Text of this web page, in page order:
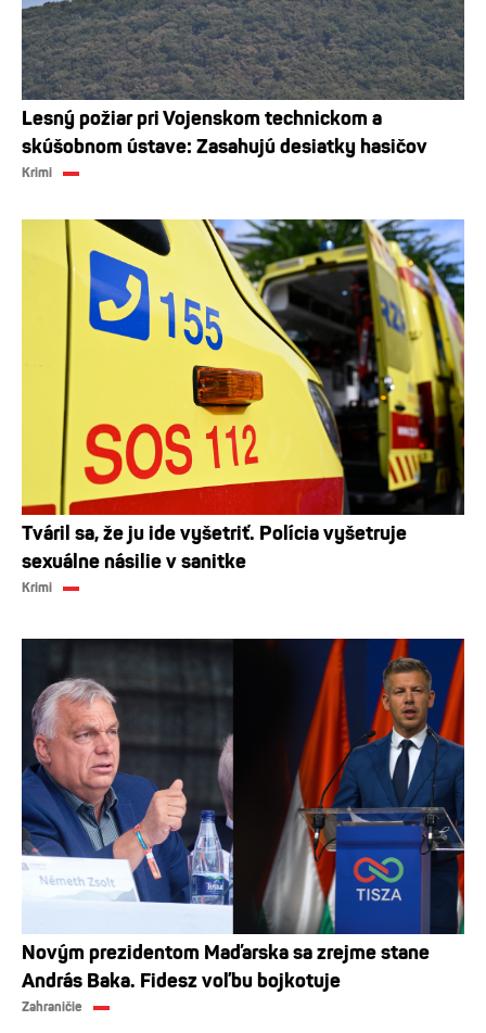
Lesný požiar pri Vojenskom technickom a
skúšobnom ústave: Zasahujú desiatky hasičov
Krimi
Tváril sa, že ju ide vyšetriť. Polícia vyšetruje
sexuálne násilie v sanitke
Krimi
Novým prezidentom Maďarska sa zrejme stane
András Baka. Fidesz voľbu bojkotuje
Zahraničie